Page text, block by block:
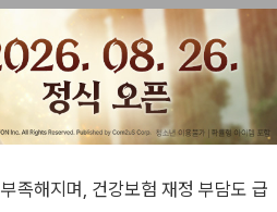
족해지며, 건강보험 재정 부담도 급